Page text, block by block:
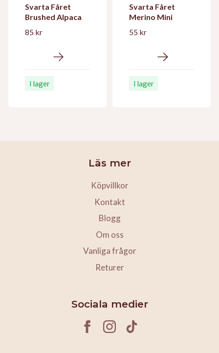
Svarta Fåret
Brushed Alpaca
85 kr
I lager
Svarta Fåret
Merino Mini
55 kr
I lager
Läs mer
Köpvillkor
Kontakt
Blogg
Om oss
Vanliga frågor
Returer
Sociala medier